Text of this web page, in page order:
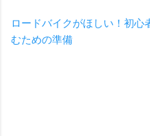
ロードバイクがほしい！初心
むための準備